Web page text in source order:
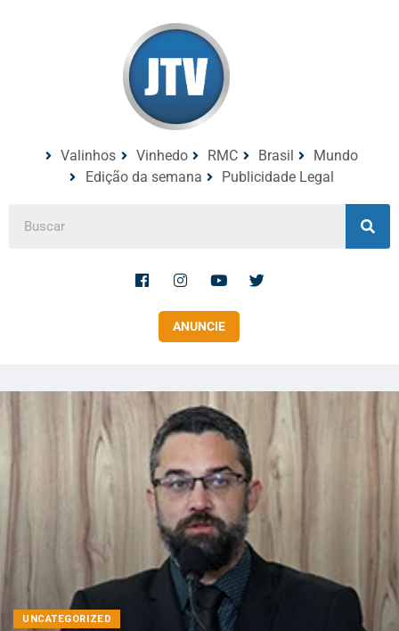
Valinhos Vinhedo RMC Brasil
Mundo
Edição da semana
Publicidade Legal
ANUNCIE
UNCATEGORIZED